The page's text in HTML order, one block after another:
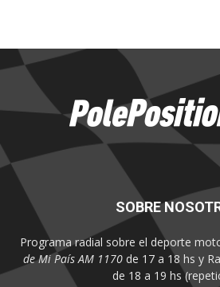
SOBRE
Programa radial sobre el deporte
de Mi País AM 1170de 17 a 18 hs y
de 18 a 19 hs